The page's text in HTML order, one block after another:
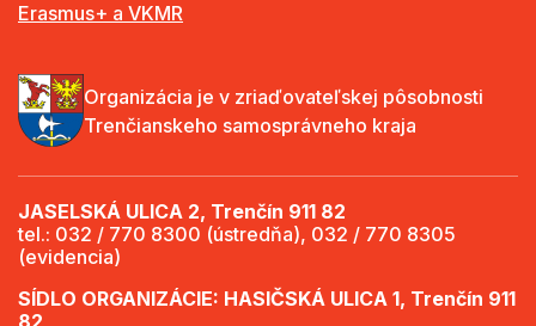
Erasmus+ a VKMR
Organizácia je v zriaďovateľskej pôsobnosti
Trenčianskeho samosprávneho kraja
JASELSKÁ ULICA 2, Trenčín 911 82
tel.: 032 / 770 8300 (ústredňa), 032 / 770 8305
(evidencia)
SÍDLO ORGANIZÁCIE: HASIČSKÁ ULICA 1, Trenčín 911
82